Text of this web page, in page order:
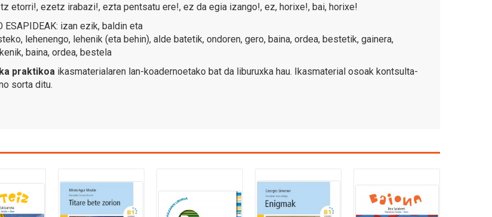
etorri!, ezetz irabazi!, ezta pentsatu ere!, ez da egia izango!, ez, horixe!, bai, horixe!
ESAPIDEAK: izan ezik, baldin eta
lehenengo, lehenik (eta behin), alde batetik, ondoren, gero, baina, ordea, bestetik, gainera,
baina, ordea, bestela
praktikoa ikasmaterialaren lan-koadernoetako bat da liburuxka hau. Ikasmaterial osoak kontsulta-
sorta ditu.